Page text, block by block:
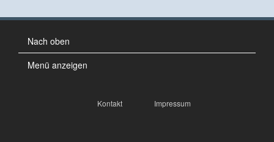
Friedhofsgeschichte
Der Gedenkstein
Nach oben
Menü anzeigen
Kontakt Impressum